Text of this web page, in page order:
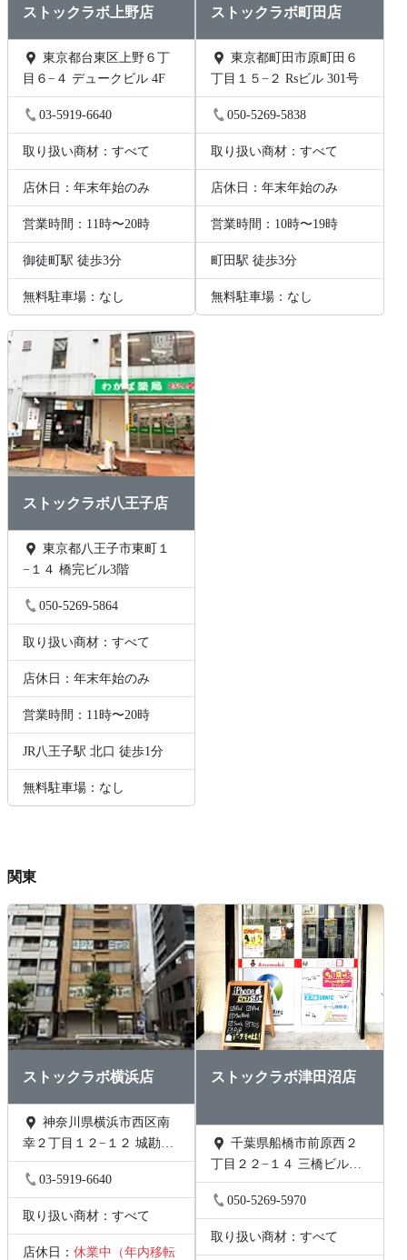
ストックラボ上野店
目６−４ デュークビル 4F
03-5919-6640
取り扱い商材：すべて
店休日：年末年始のみ
営業時間：11時〜20時
御徒町駅 徒歩3分
無料駐車場：なし
ストックラボ町田店
東京都町田市原町田６
丁目１５−２ Rsビル 301号
050-5269-5838
取り扱い商材：すべて
店休日：年末年始のみ
営業時間：10時〜19時
町田駅 徒歩3分
無料駐車場：なし
ストックラボ八王子店
−１４ 橋完ビル3階
050-5269-5864
取り扱い商材：すべて
店休日：年末年始のみ
営業時間：11時〜20時
JR八王子駅 北口 徒歩1分
無料駐車場：なし
関東
ストックラボ横浜店
幸２丁目１２−１２ 城勘ビ
ル 1F
03-5919-6640
取り扱い商材：すべて
店休日： 休業中（年内移転
ストックラボ津田沼店
千葉県船橋市前原西２
丁目２２−１４ 三橋ビル
202号
050-5269-5970
取り扱い商材：すべて